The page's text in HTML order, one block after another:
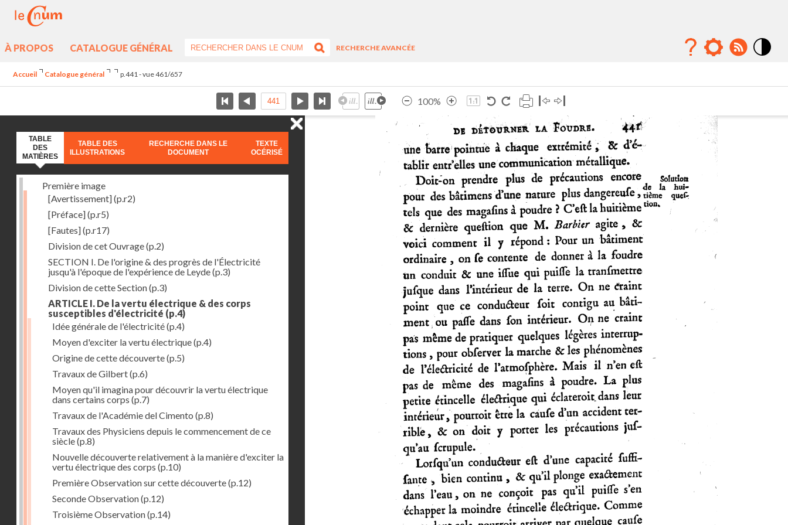
À PROPOS CATALOGUE GÉNÉRAL
RECHERCHE AVANCÉE
Accueil Catalogue général p.441 - vue 461/657
100%
TABLE
DES
MATIÈRES
TABLE DES
ILLUSTRATIONS
RECHERCHE DANS LE
DOCUMENT
TEXTE
OCÉRISÉ
Première image
[Avertissement](p.r2)
[Préface](p.r5)
[Fautes](p.r17)
Division de cet Ouvrage(p.2)
SECTION I. De l'origine & des progrès de l'Électricité
jusqu'à l'époque de l'expérience de Leyde(p.3)
Division de cette Section(p.3)
ARTICLE I. De la vertu électrique & des corps
susceptibles d'électricité (p.4)
Idée générale de l'électricité(p.4)
Moyen d'exciter la vertu électrique(p.4)
Origine de cette découverte(p.5)
Travaux de Gilbert(p.6)
Moyen qu'il imagina pour découvrir la vertu électrique
dans certains corps (p.7)
Travaux de l'Académie del Cimento (p.8)
Travaux des Physiciens depuis le commencement de ce
siècle(p.8)
Nouvelle découverte relativement à la manière d'exciter la
vertu électrique des corps (p.10)
Première Observation sur cette découverte(p.12)
Seconde Observation(p.12)
Troisième Observation(p.14)